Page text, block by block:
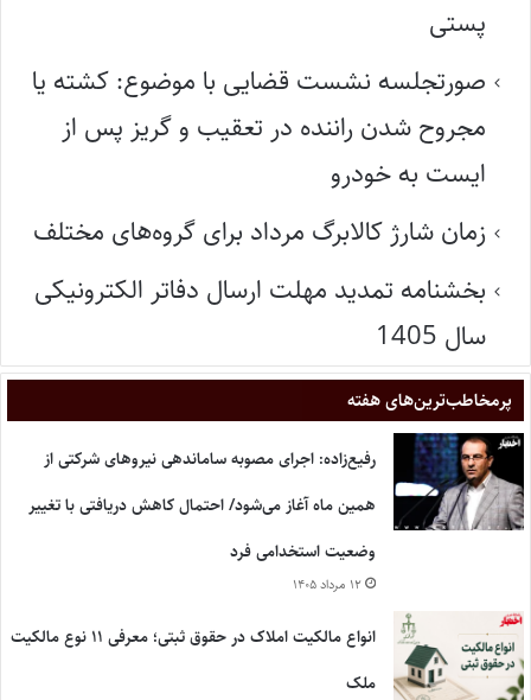
پستی
صورتجلسه نشست قضایی با موضوع: کشته یا
مجروح شدن راننده در تعقیب و گریز پس از
ایست به خودرو
زمان شارژ کالابرگ مرداد برای گروه‌های مختلف
بخشنامه تمدید مهلت ارسال دفاتر الکترونیکی
سال 1405
پر‌مخاطب‌ترین‌های هفته
رفیع‌زاده: اجرای مصوبه ساماندهی نیروهای شرکتی از
همین ماه آغاز می‌شود/ احتمال کاهش دریافتی با تغییر
وضعیت استخدامی فرد
۱۲ مرداد ۱۴۰۵
انواع مالکیت املاک در حقوق ثبتی؛ معرفی ۱۱ نوع مالکیت
ملک